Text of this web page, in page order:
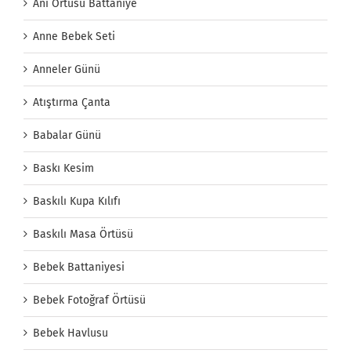
Anı Örtüsü Battaniye
Anne Bebek Seti
Anneler Günü
Atıştırma Çanta
Babalar Günü
Baskı Kesim
Baskılı Kupa Kılıfı
Baskılı Masa Örtüsü
Bebek Battaniyesi
Bebek Fotoğraf Örtüsü
Bebek Havlusu